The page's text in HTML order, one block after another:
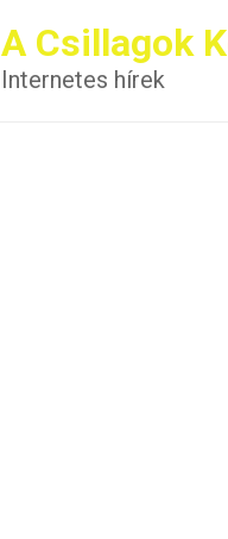
A Csillagok
Internetes hírek